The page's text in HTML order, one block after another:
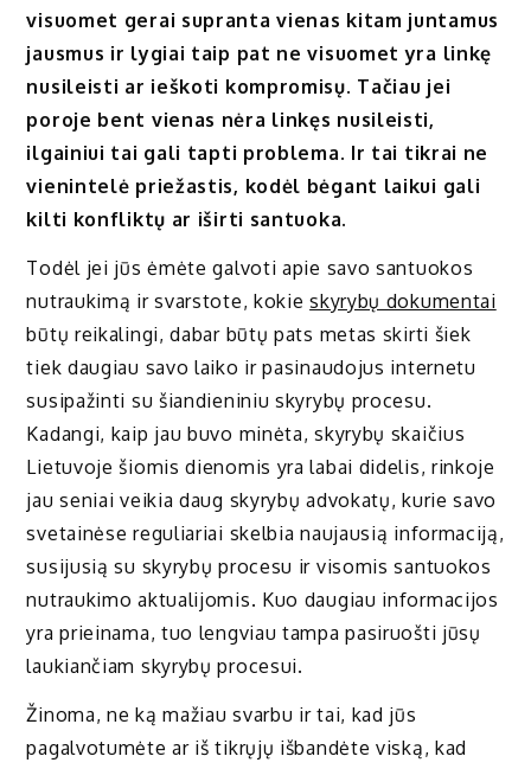
visuomet gerai supranta vienas kitam juntamus
jausmus ir lygiai taip pat ne visuomet yra linkę
nusileisti ar ieškoti kompromisų. Tačiau jei
poroje bent vienas nėra linkęs nusileisti,
ilgainiui tai gali tapti problema. Ir tai tikrai ne
vienintelė priežastis, kodėl bėgant laikui gali
kilti konfliktų ar iširti santuoka.
Todėl jei jūs ėmėte galvoti apie savo santuokos
nutraukimą ir svarstote, kokieskyrybų dokumentai
būtų reikalingi, dabar būtų pats metas skirti šiek
tiek daugiau savo laiko ir pasinaudojus internetu
susipažinti su šiandieniniu skyrybų procesu.
Kadangi, kaip jau buvo minėta, skyrybų skaičius
Lietuvoje šiomis dienomis yra labai didelis, rinkoje
jau seniai veikia daug skyrybų advokatų, kurie savo
svetainėse reguliariai skelbia naujausią informaciją,
susijusią su skyrybų procesu ir visomis santuokos
nutraukimo aktualijomis. Kuo daugiau informacijos
yra prieinama, tuo lengviau tampa pasiruošti jūsų
laukiančiam skyrybų procesui.
Žinoma, ne ką mažiau svarbu ir tai, kad jūs
pagalvotumėte ar iš tikrųjų išbandėte viską, kad